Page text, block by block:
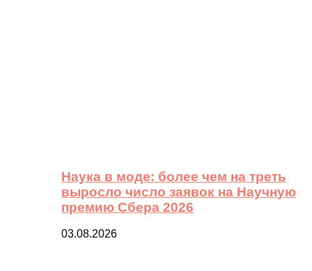
Наука в моде: более чем на треть
выросло число заявок на Научную
премию Сбера 2026
03.08.2026